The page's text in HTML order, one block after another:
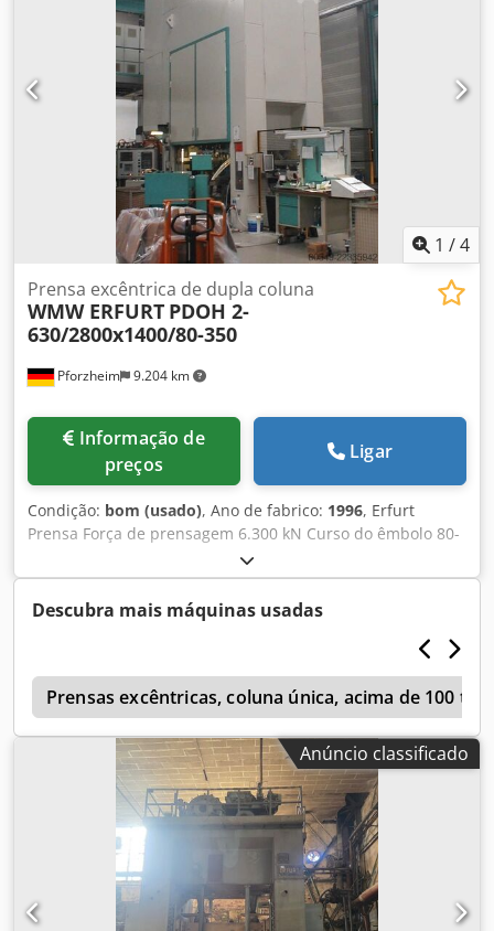
1 /4
Pforzheim 9.204 km
Prensa excêntrica de dupla coluna
WMW ERFURT PDOH 2-
630/2800x1400/80-350
preços
Ligar
Condição: bom (usado), Ano de fabrico: 1996, Erfurt
Prensa Força de prensagem 6.300 kN Curso do êmbolo 80-
350 mm Ajuste do êmbolo 150 mm Dksdpfx Apozlyrhecsr
Altura de instalação 800 mm Área da mesa 2.800x1.400
mm Número de ciclos 20-80 1/min Controle Siemens S5
Descubra mais máquinas usadas
Prensas excêntricas, coluna única, acima de 100 t
Anúncio classificado